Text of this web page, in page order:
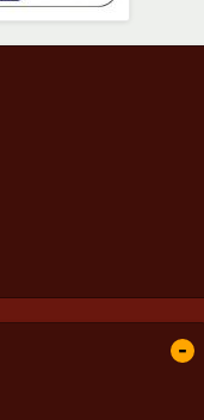
-